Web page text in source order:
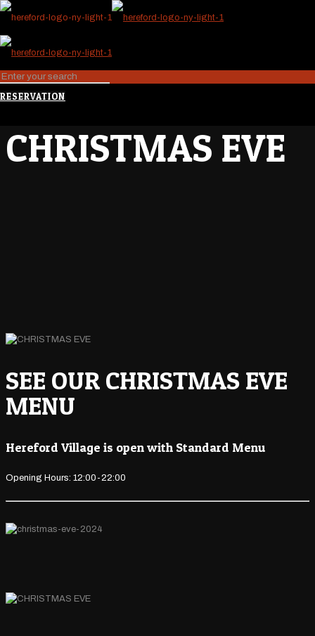
RESERVATION
CHRISTMAS EVE
SEE OUR CHRISTMAS EVE
MENU
Hereford Village is open with Standard Menu
Opening Hours: 12:00-22:00